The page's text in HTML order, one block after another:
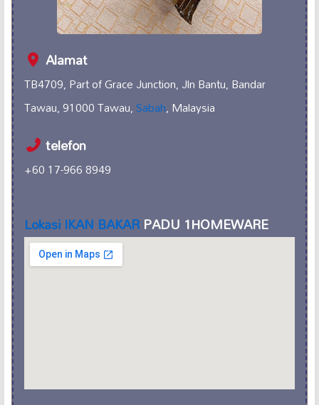
Alamat
TB4709, Part of Grace Junction, Jln Bantu, Bandar
Tawau, 91000 Tawau,Sabah, Malaysia
telefon
+60 17-966 8949
Lokasi IKAN BAKARPADU 1HOMEWARE